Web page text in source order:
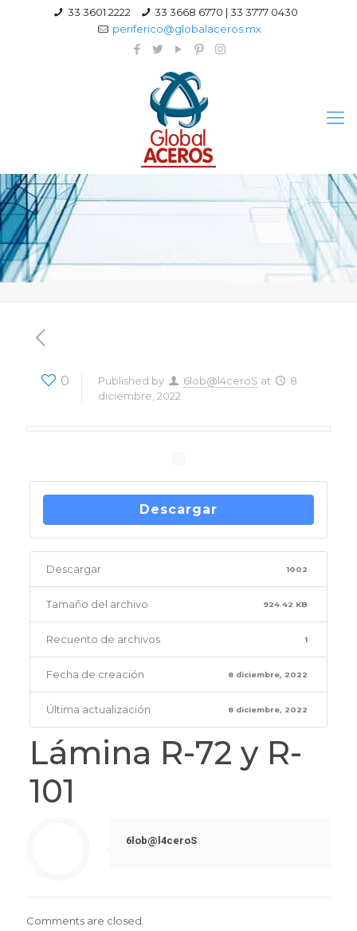
33 3601 2222
33 3668 6770 | 33 3777 0430
periferico@globalaceros.mx
0 Published by 6lob@l4ceroS at
8
diciembre, 2022
Descargar
Descargar 1002
Tamaño del archivo 924.42 KB
Recuento de archivos 1
Fecha de creación 8 diciembre, 2022
Última actualización 8 diciembre, 2022
Lámina R-72 y R-
101
6lob@l4ceroS
Comments are closed.